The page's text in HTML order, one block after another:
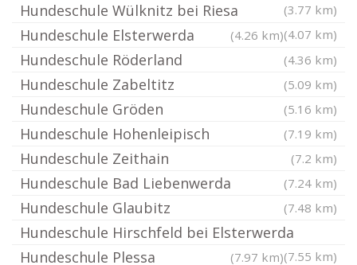
(3.77 km)
Hundeschule Wülknitz bei Riesa
(4.07 km)
Hundeschule Elsterwerda (4.26 km)
Hundeschule Röderland (4.36 km)
Hundeschule Zabeltitz (5.09 km)
Hundeschule Gröden (5.16 km)
Hundeschule Hohenleipisch (7.19 km)
Hundeschule Zeithain (7.2 km)
Hundeschule Bad Liebenwerda (7.24 km)
Hundeschule Glaubitz (7.48 km)
Hundeschule Hirschfeld bei Elsterwerda
(7.55 km)
Hundeschule Plessa (7.97 km)